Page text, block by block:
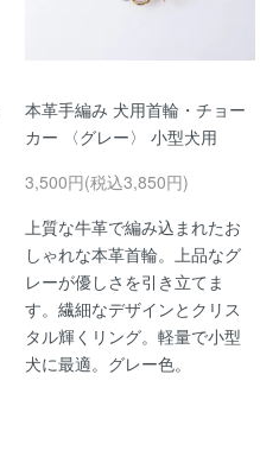
本革手編み 犬用首輪・チョー
カー 〈グレー〉 小型犬用
3,500円(税込3,850円)
上質な牛革で編み込まれたお
しゃれな本革首輪。上品なグ
レーが優しさを引き立てま
す。繊細なデザインとクリス
タル輝くリング。軽量で小型
犬に最適。グレー色。